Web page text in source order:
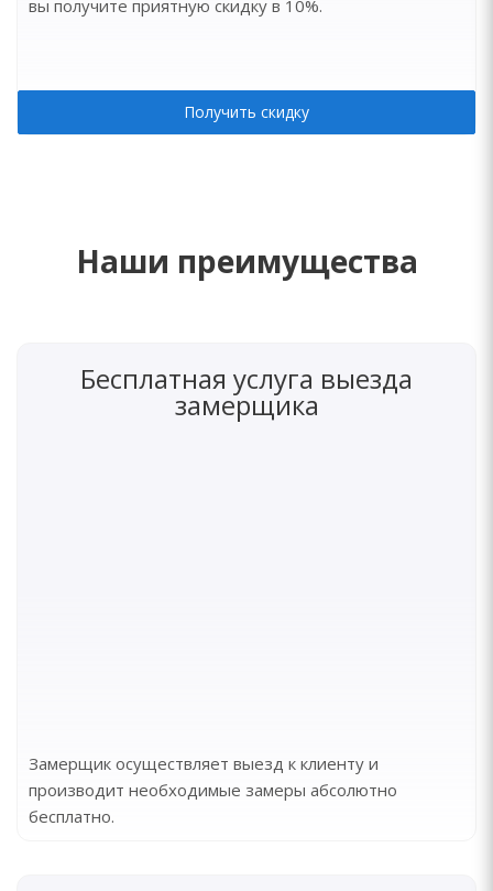
вы получите приятную скидку в 10%.
Получить скидку
Наши преимущества
Бесплатная услуга выезда
замерщика
Замерщик осуществляет выезд к клиенту и
производит необходимые замеры абсолютно
бесплатно.